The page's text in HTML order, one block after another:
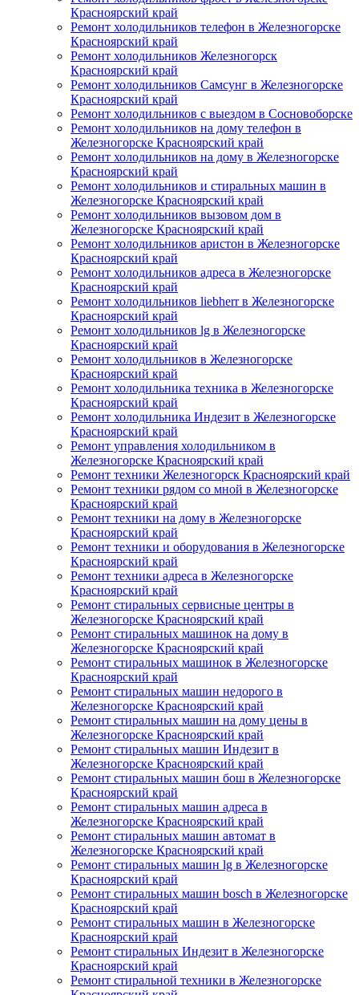
Красноярский край
Ремонт холодильников телефон в Железногорске
Красноярский край
Ремонт холодильников Железногорск
Красноярский край
Ремонт холодильников Самсунг в Железногорске
Красноярский край
Ремонт холодильников с выездом в Сосновоборске
Ремонт холодильников на дому телефон в
Железногорске Красноярский край
Ремонт холодильников на дому в Железногорске
Красноярский край
Ремонт холодильников и стиральных машин в
Железногорске Красноярский край
Ремонт холодильников вызовом дом в
Железногорске Красноярский край
Ремонт холодильников аристон в Железногорске
Красноярский край
Ремонт холодильников адреса в Железногорске
Красноярский край
Ремонт холодильников liebherr в Железногорске
Красноярский край
Ремонт холодильников lg в Железногорске
Красноярский край
Ремонт холодильников в Железногорске
Красноярский край
Ремонт холодильника техника в Железногорске
Красноярский край
Ремонт холодильника Индезит в Железногорске
Красноярский край
Ремонт управления холодильником в
Железногорске Красноярский край
Ремонт техники Железногорск Красноярский край
Ремонт техники рядом со мной в Железногорске
Красноярский край
Ремонт техники на дому в Железногорске
Красноярский край
Ремонт техники и оборудования в Железногорске
Красноярский край
Ремонт техники адреса в Железногорске
Красноярский край
Ремонт стиральных сервисные центры в
Железногорске Красноярский край
Ремонт стиральных машинок на дому в
Железногорске Красноярский край
Ремонт стиральных машинок в Железногорске
Красноярский край
Ремонт стиральных машин недорого в
Железногорске Красноярский край
Ремонт стиральных машин на дому цены в
Железногорске Красноярский край
Ремонт стиральных машин Индезит в
Железногорске Красноярский край
Ремонт стиральных машин бош в Железногорске
Красноярский край
Ремонт стиральных машин адреса в
Железногорске Красноярский край
Ремонт стиральных машин автомат в
Железногорске Красноярский край
Ремонт стиральных машин lg в Железногорске
Красноярский край
Ремонт стиральных машин bosch в Железногорске
Красноярский край
Ремонт стиральных машин в Железногорске
Красноярский край
Ремонт стиральных Индезит в Железногорске
Красноярский край
Ремонт стиральной техники в Железногорске